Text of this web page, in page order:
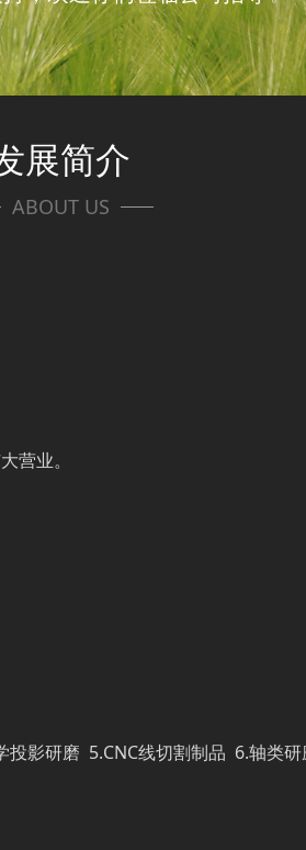
展简介
ABOUT US
营业。
影研磨 5.CNC线切割制品 6.轴类研